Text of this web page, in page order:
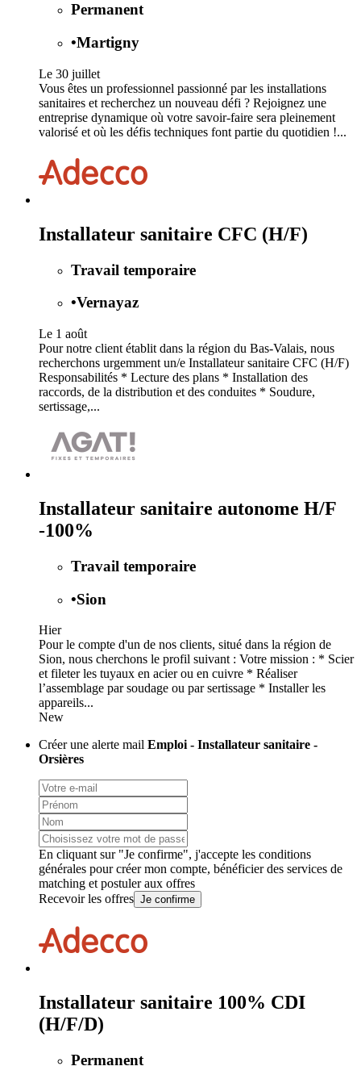
Permanent
•Martigny
Le 30 juillet
Vous êtes un professionnel passionné par les installations
sanitaires et recherchez un nouveau défi ? Rejoignez une
entreprise dynamique où votre savoir-faire sera pleinement
valorisé et où les défis techniques font partie du quotidien !...
Installateur sanitaire CFC (H/F)
Travail temporaire
•Vernayaz
Le 1 août
Pour notre client établit dans la région du Bas-Valais, nous
recherchons urgemment un/e Installateur sanitaire CFC (H/F)
Responsabilités * Lecture des plans * Installation des
raccords, de la distribution et des conduites * Soudure,
sertissage,...
Installateur sanitaire autonome H/F
-100%
Travail temporaire
•Sion
Hier
Pour le compte d'un de nos clients, situé dans la région de
Sion, nous cherchons le profil suivant : Votre mission : * Scier
et fileter les tuyaux en acier ou en cuivre * Réaliser
l’assemblage par soudage ou par sertissage * Installer les
appareils...
New
Créer une alerte mail Emploi - Installateur sanitaire -
Orsières
En cliquant sur "Je confirme", j'accepte les conditions
générales pour créer mon compte, bénéficier des services de
matching et postuler aux offres
Recevoir les offres Je confirme
Installateur sanitaire 100% CDI
(H/F/D)
Permanent